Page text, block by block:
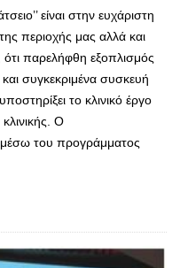
είναι στην ευχάριστη
περιοχής μας αλλά και
παρελήφθη εξοπλισμός
συγκεκριμένα συσκευή
το κλινικό έργο
Ο
του προγράμματος